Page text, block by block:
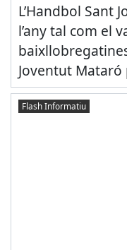
L’Handbol Sant
l’any tal com el
Joventut Mataró
Flash Informatiu